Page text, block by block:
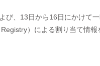
、13日から16日にかけて
）による割り当て情